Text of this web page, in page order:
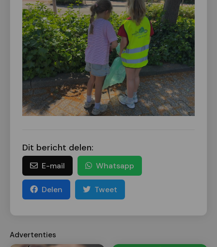
Dit bericht delen:
E-mail Whatsapp
Delen Tweet
Advertenties